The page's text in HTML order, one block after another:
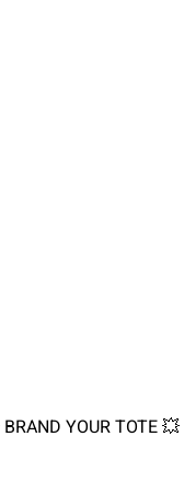
💥 BRAND YOUR TOTE 💥 התיק שהופך את המיתוג שלכם לבמה